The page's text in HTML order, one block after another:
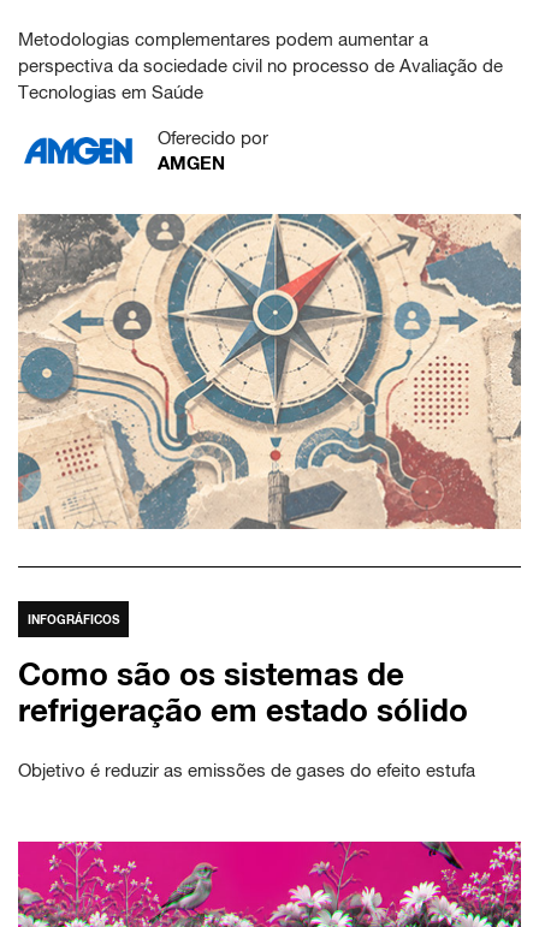
Metodologias complementares podem aumentar a
perspectiva da sociedade civil no processo de Avaliação de
Tecnologias em Saúde
Oferecido por
AMGEN
INFOGRÁFICOS
Como são os sistemas de
refrigeração em estado sólido
Objetivo é reduzir as emissões de gases do efeito estufa